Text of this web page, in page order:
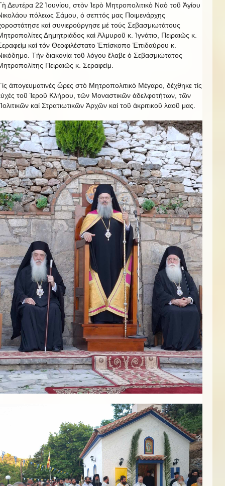
Δευτέρα 22 Ἰουνίου, στὸν Ἱερὸ Μητροπολιτικὸ Ναὸ τοῦ Ἁγίου
πόλεως Σάμου, ὁ σεπτός μας Ποιμενάρχης
καί συνιερούργησε μέ τούς Σεβασμιωτάτους
Δημητριάδος καὶ Ἀλμυροῦ κ. Ἰγνάτιο, Πειραιῶς κ.
καὶ τόν Θεοφιλέστατο Ἐπίσκοπο Ἐπιδαύρου κ.
Τήν διακονία τοῦ λόγου ἔλαβε ὁ Σεβασμιώτατος
Πειραιῶς κ. Σεραφείμ.
ἀπογευματινές ὧρες στὸ Μητροπολιτικὸ Μέγαρο, δέχθηκε τίς
τοῦ Ἱεροῦ Κλήρου, τῶν Μοναστικῶν ἀδελφοτήτων, τῶν
καί Στρατιωτικῶν Ἀρχῶν καί τοῦ ἀκριτικοῦ λαοῦ μας.